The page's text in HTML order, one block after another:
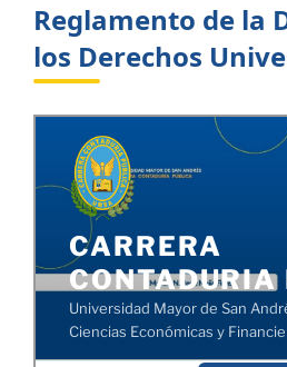
Reglamento de la
los Derechos